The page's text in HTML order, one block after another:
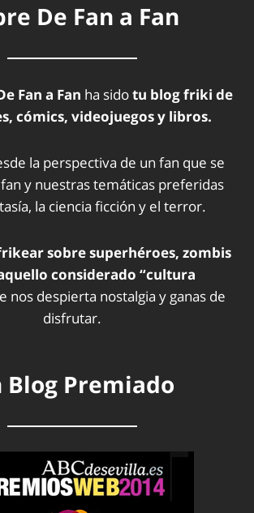
De Fan a Fan
Fan a Fan ha sidotu blog friki de
cómics, videojuegos y libros.
la perspectiva de un fan que se
y nuestras temáticas preferidas
la ciencia ficción y el terror.
sobre superhéroes, zombis
considerado “cultura
nos despierta nostalgia y ganas de
disfrutar.
Blog Premiado